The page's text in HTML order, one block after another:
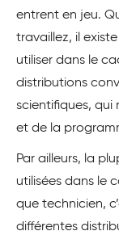
entrent en jeu.
travaillez, il
utiliser dans le
distributions
scientifiques, qui
et de la
Par ailleurs, la
utilisées dans le
que technicien,
différentes